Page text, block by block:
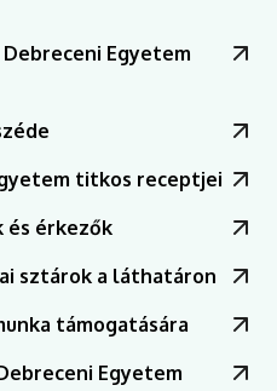
Egyetem
titkos receptjei
és érkezők
sztárok a láthatáron
támogatására
Egyetem